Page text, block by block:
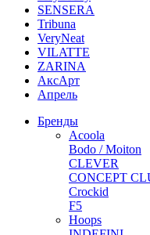
SENSERA
Tribuna
VeryNeat
VILATTE
ZARINA
АксАрт
Апрель
Бренды
Acoola
Bodo / Moiton
CLEVER
CONCEPT
Crockid
F5
Hoops